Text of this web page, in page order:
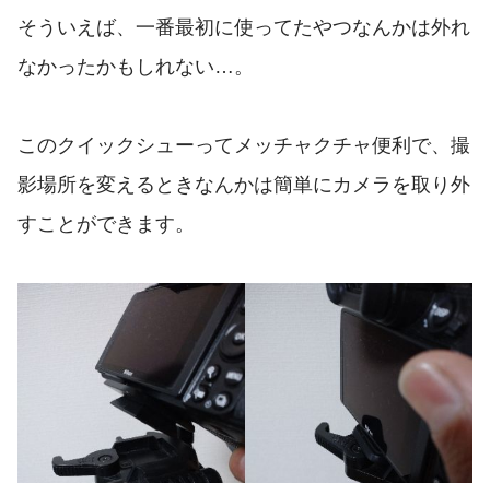
そういえば、一番最初に使ってたやつなんかは外れ
なかったかもしれない…。
このクイックシューってメッチャクチャ便利で、撮
影場所を変えるときなんかは簡単にカメラを取り外
すことができます。